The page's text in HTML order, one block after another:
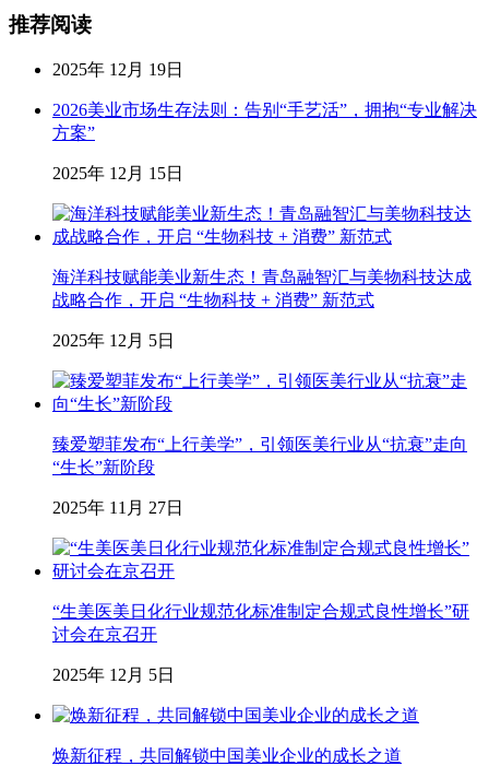
推荐阅读
2025年 12月 19日
2026美业市场生存法则：告别“手艺活”，拥抱“专业解决
方案”
2025年 12月 15日
海洋科技赋能美业新生态！青岛融智汇与美物科技达成
战略合作，开启 “生物科技 + 消费” 新范式
2025年 12月 5日
臻爱塑菲发布“上行美学”，引领医美行业从“抗衰”走向
“生长”新阶段
2025年 11月 27日
“生美医美日化行业规范化标准制定合规式良性增长”研
讨会在京召开
2025年 12月 5日
焕新征程，共同解锁中国美业企业的成长之道